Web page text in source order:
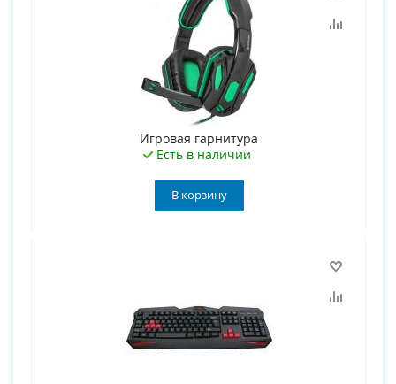
Игровая гарнитура
Есть в наличии
В корзину